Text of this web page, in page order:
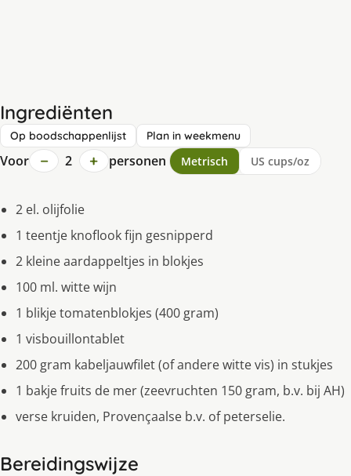
Ingrediënten
Op boodschappenlijst Plan in weekmenu
Voor − 2 + personen Metrisch US cups/oz
2 el. olijfolie
1 teentje knoflook fijn gesnipperd
2 kleine aardappeltjes in blokjes
100 ml. witte wijn
1 blikje tomatenblokjes (400 gram)
1 visbouillontablet
200 gram kabeljauwfilet (of andere witte vis) in stukjes
1 bakje fruits de mer (zeevruchten 150 gram, b.v. bij AH)
verse kruiden, Provençaalse b.v. of peterselie.
Bereidingswijze